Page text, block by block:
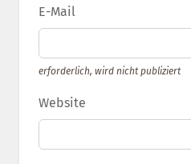
E-Mail
erforderlich, wird nicht publiziert
Website